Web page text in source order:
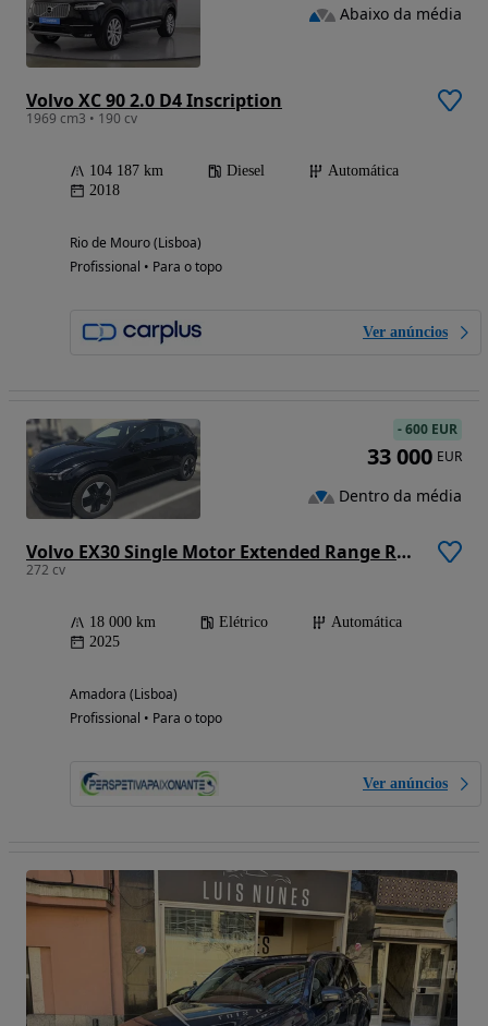
Volvo XC 90 2.0 D4 Inscription
1969 cm3 • 190 cv
104 187 km Diesel
Automática
2018
Rio de Mouro (Lisboa)
Profissional • Para o topo
Ver anúncios
Abaixo da média
Volvo EX30 Single Motor Extended Range RWD Core
272 cv
18 000 km Elétrico
Automática
2025
Amadora (Lisboa)
Profissional • Para o topo
Ver anúncios
-600 EUR
33 000 EUR
Dentro da média